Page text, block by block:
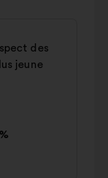
des
jeune